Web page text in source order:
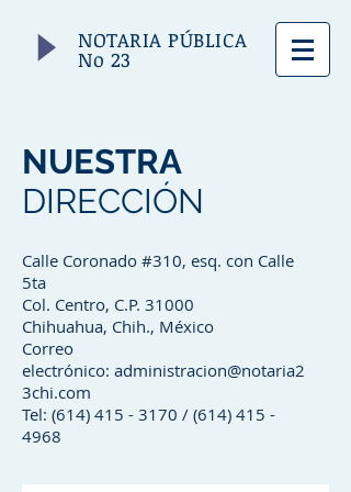
NOTARIA PÚBLICA
No 23
NUESTRA
DIRECCIÓN
Calle Coronado #310, esq. con Calle
5ta
Col. Centro, C.P. 31000
Chihuahua, Chih., México
Correo
electrónico: administracion@notaria2
3chi.com
Tel: (614) 415 - 3170 / (614) 415 -
4968